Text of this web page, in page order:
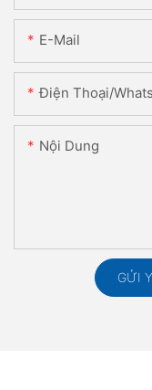
E-Mail
Điện Thoại/
Nội Dung
GỬI